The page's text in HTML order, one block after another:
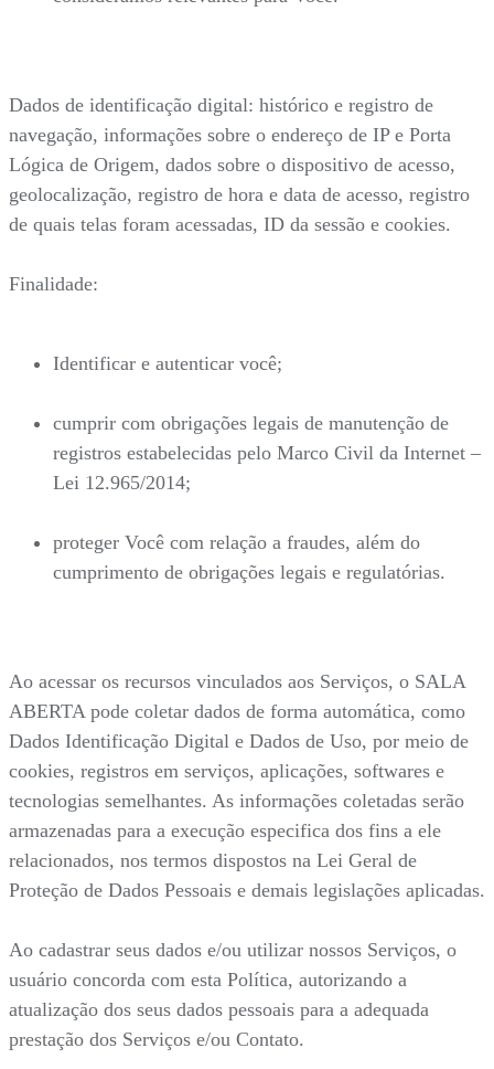
Dados de identificação digital: histórico e registro de
navegação, informações sobre o endereço de IP e Porta
Lógica de Origem, dados sobre o dispositivo de acesso,
geolocalização, registro de hora e data de acesso, registro
de quais telas foram acessadas, ID da sessão e cookies.
Finalidade:
Identificar e autenticar você;
cumprir com obrigações legais de manutenção de
registros estabelecidas pelo Marco Civil da Internet –
Lei 12.965/2014;
proteger Você com relação a fraudes, além do
cumprimento de obrigações legais e regulatórias.
Ao acessar os recursos vinculados aos Serviços, o SALA
ABERTA pode coletar dados de forma automática, como
Dados Identificação Digital e Dados de Uso, por meio de
cookies, registros em serviços, aplicações, softwares e
tecnologias semelhantes. As informações coletadas serão
armazenadas para a execução especifica dos fins a ele
relacionados, nos termos dispostos na Lei Geral de
Proteção de Dados Pessoais e demais legislações aplicadas.
Ao cadastrar seus dados e/ou utilizar nossos Serviços, o
usuário concorda com esta Política, autorizando a
atualização dos seus dados pessoais para a adequada
prestação dos Serviços e/ou Contato.